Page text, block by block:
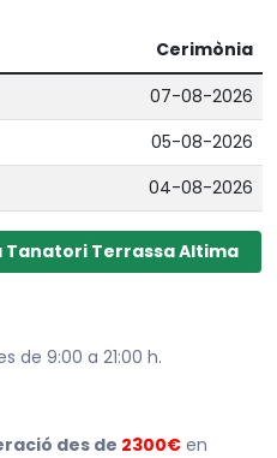
Cerimònia
07-08-2026
05-08-2026
04-08-2026
Tanatori Terrassa Altima
de 9:00 a 21:00 h.
des de 2300€ en